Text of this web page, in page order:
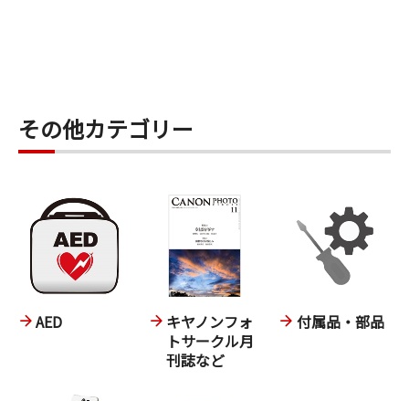
その他カテゴリー
AED
キヤノンフォ
トサークル月
刊誌など
付属品・部品